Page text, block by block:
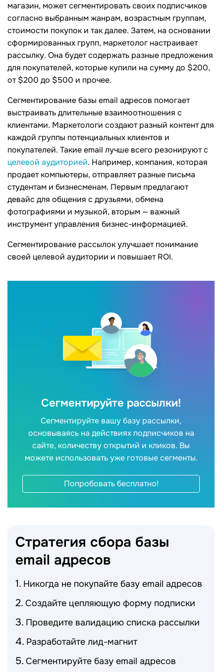
магазин, может сегментировать своих подписчиков
согласно выбранным жанрам, возрастным группам,
стоимости покупок и так далее. Затем, на основании
сформированных групп, маркетолог настраивает
рассылку. Она будет содержать разные предложения
для покупателей, которые купили на сумму до $200,
от $200 до $500 и прочее.
Сегментирование базы email адресов помогает
выстраивать длительные взаимоотношения с
клиентами. Маркетологи создают разный контент для
каждой группы потенциальных клиентов и
покупателей. Такие email лучше всего резонируют с
целевой аудиторией. Например, компания, которая
продает компьютеры, отправляет разные письма
студентам и бизнесменам. Первым предлагают
девайс для общения с друзьями, обмена
фотографиями и музыкой, вторым — важный
инструмент управления бизнес-информацией.
Сегментирование рассылок улучшает понимание
своей целевой аудитории и повышает ROI.
Сегментируйте рассылки!
Сегментируйте вашу базу рассылки,
основываясь на действиях подписчиков на
сайте, количеству открытий и кликов. Вы
можете использовать уже готовые сегменты.
Попробовать бесплатно!
Стратегия сбора базы
email адресов
Никогда не покупайте базу email адресов
Создайте цепляющую форму подписки
Проведите валидацию списка рассылки
Разработайте лид-магнит
Сегментируйте базу email адресов